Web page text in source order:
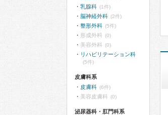
乳腺科 (1件)
脳神経外科 (2件)
整形外科 (5件)
形成外科 (0)
美容外科 (0)
リハビリテーション科
(5件)
皮膚科系
皮膚科 (6件)
美容皮膚科 (0)
泌尿器科・肛門科系